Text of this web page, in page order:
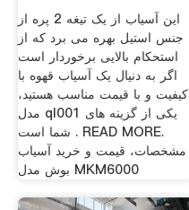
این آسیاب از یک تیغه 2 پره از
جنس استیل بهره می برد که از
استحکام بالایی برخوردار است
اگر به دنیال یک آسیاب قهوه با
کیفیت و با قیمت مناسب هستید،
مدل ql001 یکی از گزینه های
شما است . READ MORE.
مشخصات، قیمت و خرید آسیاب
بوش مدل MKM6000